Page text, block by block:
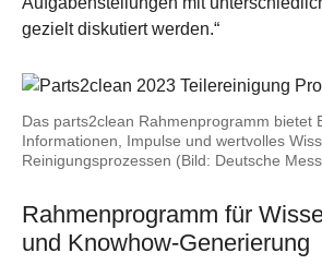
gezielt diskutiert werden.“
Das parts2clean Rahmenprogramm bietet
Informationen, Impulse und wertvolles
Reinigungsprozessen (Bild: Deutsche
Rahmenprogramm für
und Knowhow-Generierung